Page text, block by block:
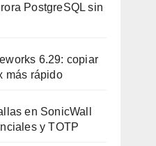
PostgreSQL sin
6.29: copiar
más rápido
en SonicWall
y TOTP